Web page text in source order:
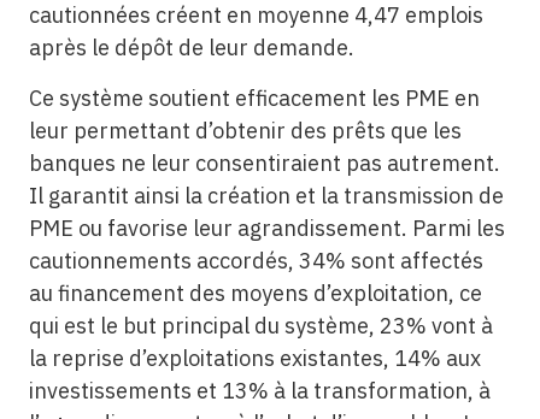
cautionnées créent en moyenne 4,47 emplois
après le dépôt de leur demande.
Ce système soutient efficacement les PME en
leur permettant d’obtenir des prêts que les
banques ne leur consentiraient pas autrement.
Il garantit ainsi la création et la transmission de
PME ou favorise leur agrandissement. Parmi les
cautionnements accordés, 34% sont affectés
au financement des moyens d’exploitation, ce
qui est le but principal du système, 23% vont à
la reprise ­d’exploitations existantes, 14% aux
investissements et 13% à la transformation, à